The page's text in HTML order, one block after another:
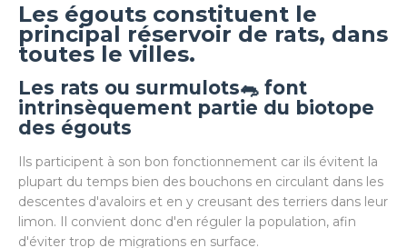
Les égouts constituent le
principal réservoir de rats, dans
toutes le villes.
Les rats ou surmulots🐀 font
intrinsèquement partie du biotope
des égouts
Ils participent à son bon fonctionnement car ils évitent la
plupart du temps bien des bouchons en circulant dans les
descentes d'avaloirs et en y creusant des terriers dans leur
limon. Il convient donc d'en réguler la population, afin
d'éviter trop de migrations en surface.